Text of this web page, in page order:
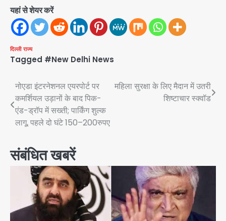
यहां से शेयर करें
दिल्ली राज्य
Tagged #New Delhi News
Post
navigation
नोएडा इंटरनेशनल एयरपोर्ट पर
कमर्शियल उड़ानों के बाद पिक-
एंड-ड्रॉप में सख्ती; पार्किंग शुल्क
लागू, पहले दो घंटे 150–200रुपए
महिला सुरक्षा के लिए मैदान में उतरी
शिष्टाचार स्क्वॉड
संबंधित खबरें